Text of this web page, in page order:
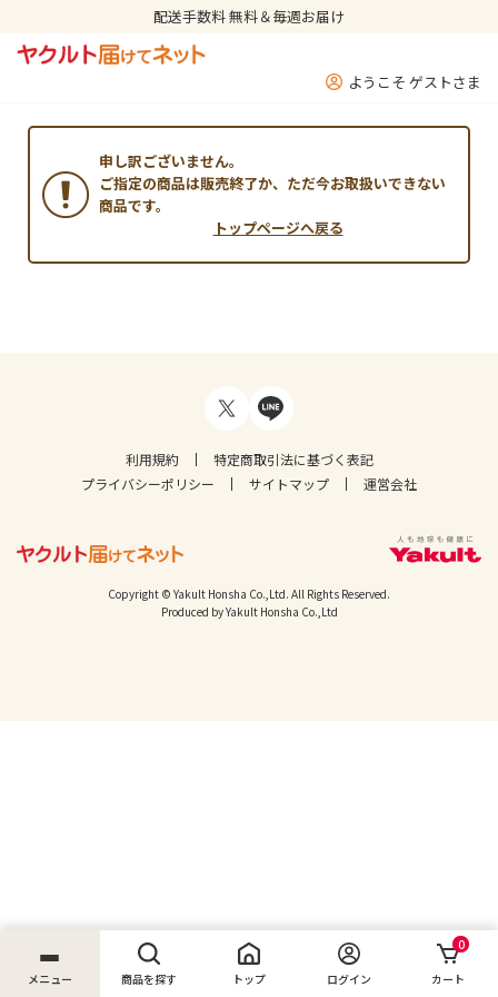
配送手数料 無料＆毎週お届け
ようこそ ゲストさま
メニュー 商品を探す トップ ログイン
0
カート
申し訳ございません。
ご指定の商品は販売終了か、ただ今お取扱いできない
商品です。
トップページへ戻る
利用規約
特定商取引法に基づく表記
プライバシーポリシー
サイトマップ 運営会社
Copyright © Yakult Honsha Co.,Ltd. All Rights Reserved.
Produced by Yakult Honsha Co.,Ltd